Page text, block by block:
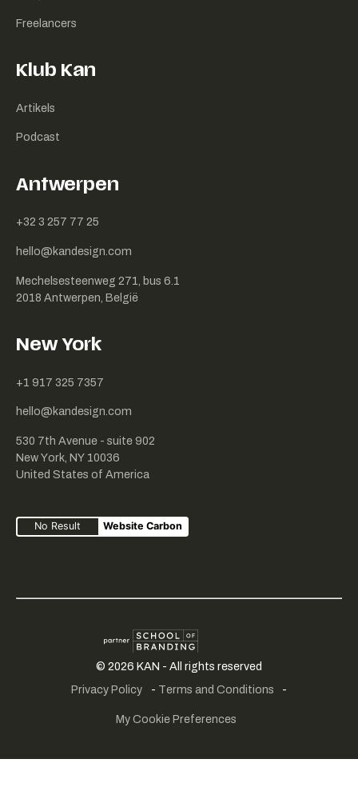
Antwerpen
+32 3 257 77 25
hello@kandesign.com
Mechelsesteenweg 271, bus 6.1
2018 Antwerpen, België
No Result Website Carbon
Freelancers
Klub Kan
Artikels
Podcast
New York
+1 917 325 7357
hello@kandesign.com
530 7th Avenue - suite 902
New York, NY 10036
United States of America
Creative
School
of
branding
KMO
© 2026 KAN - All rights reserved
Privacy Policy
- Terms and Conditions -
My Cookie Preferences